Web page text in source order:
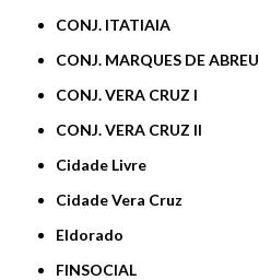
CONJ. ITATIAIA
CONJ. MARQUES DE ABREU
CONJ. VERA CRUZ I
CONJ. VERA CRUZ II
Cidade Livre
Cidade Vera Cruz
Eldorado
FINSOCIAL